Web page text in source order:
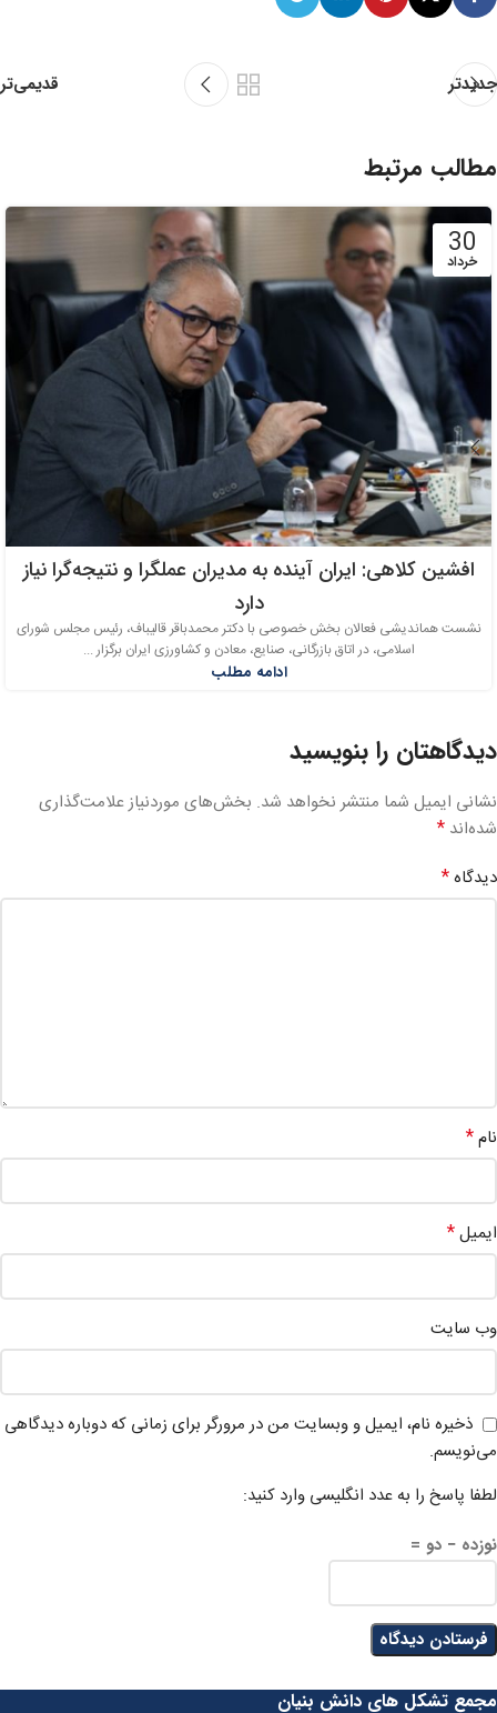
جدیدتر قدیمی‌تر
مطالب مرتبط
30
خرداد
افشین کلاهی: ایران آینده به مدیران عملگرا و نتیجه‌گرا نیاز
دارد
نشست هماندیشی فعالان بخش خصوصی با دکتر محمدباقر قالیباف، رئیس مجلس شورای
اسلامی، در اتاق بازرگانی، صنایع، معادن و کشاورزی ایران برگزار ...
ادامه مطلب
دیدگاهتان را بنویسید
نشانی ایمیل شما منتشر نخواهد شد. بخش‌های موردنیاز علامت‌گذاری
شده‌اند *
دیدگاه*
نام*
ایمیل*
وب‌ سایت
ذخیره نام، ایمیل و وبسایت من در مرورگر برای زمانی که دوباره دیدگاهی
می‌نویسم.
لطفا پاسخ را به عدد انگلیسی وارد کنید:
نوزده − دو =
مجمع تشکل های دانش بنیان